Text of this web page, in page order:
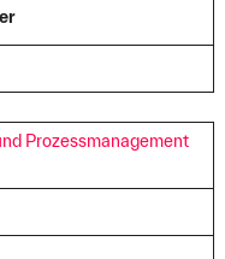
Prozessmanagement